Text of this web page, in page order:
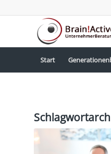
Start